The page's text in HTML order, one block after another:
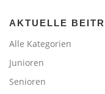
AKTUELLE
Alle Kategorien
Junioren
Senioren